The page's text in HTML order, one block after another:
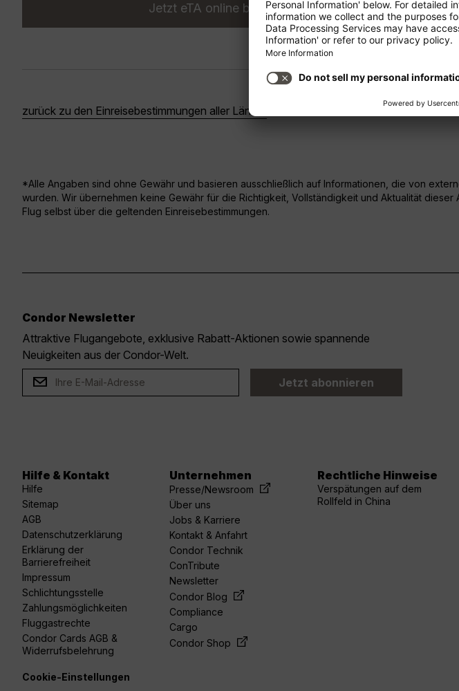
Jetzt eTA online beantragen
zurück zu den Einreisebestimmungen aller Länder
*Alle Angaben sind ohne Gewähr und basieren ausschließlich auf Informationen, die von
wurden. Wir übernehmen keine Gewähr für die Richtigkeit, Vollständigkeit und Aktualität dieser
Flug selbst über die geltenden Einreisebestimmungen.
Condor Newsletter
Attraktive Flugangebote, exklusive Rabatt-Aktionen sowie spannende
Neuigkeiten aus der Condor-Welt.
Jetzt abonnieren
Hilfe & Kontakt
Hilfe
Sitemap
AGB
Datenschutzerklärung
Erklärung der
Barrierefreiheit
Impressum
Schlichtungsstelle
Zahlungsmöglichkeiten
Fluggastrechte
Condor Cards AGB &
Widerrufsbelehrung
Unternehmen
Presse/Newsroom
Über uns
Jobs & Karriere
Kontakt & Anfahrt
Condor Technik
ConTribute
Newsletter
Condor Blog
Compliance
Cargo
Condor Shop
Rechtliche Hinweise
Verspätungen auf dem
Rollfeld in China
linkedin youtubespotify
Cookie-Einstellungen